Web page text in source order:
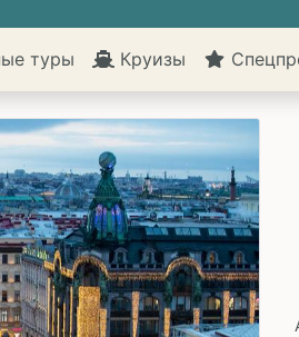
туры Круизы